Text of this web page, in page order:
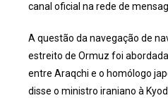
canal oficial na rede de
A questão da navegação de
estreito de Ormuz foi
entre Araqchi e o homólogo
disse o ministro iraniano à